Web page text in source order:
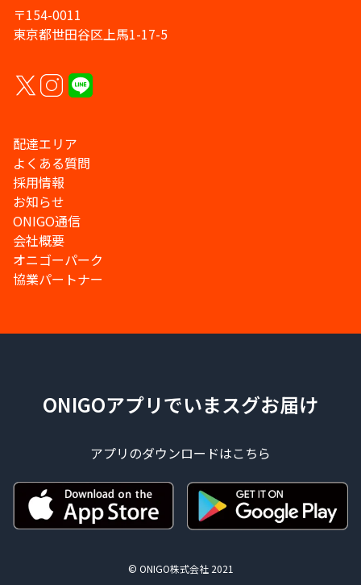
〒154-0011
東京都世田谷区上馬1-17-5
配達エリア
よくある質問
採用情報
お知らせ
ONIGO通信
会社概要
オニゴーパーク
協業パートナー
ONIGOアプリでいまスグお届け
アプリのダウンロードはこちら
© ONIGO株式会社 2021